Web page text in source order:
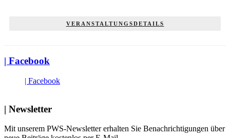
VERANSTALTUNGSDETAILS
| Facebook
| Facebook
| Newsletter
Mit unserem PWS-Newsletter erhalten Sie Benachrichtigungen über